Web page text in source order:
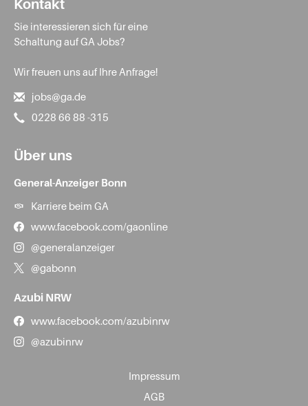
Kontakt
Sie interessieren sich für eine
Schaltung auf GA Jobs?
Wir freuen uns auf Ihre Anfrage!
jobs@ga.de
0228 66 88 -315
Über uns
General-Anzeiger Bonn
Karriere beim GA
www.facebook.com/gaonline
@generalanzeiger
@gabonn
Azubi NRW
www.facebook.com/azubinrw
@azubinrw
Impressum
AGB